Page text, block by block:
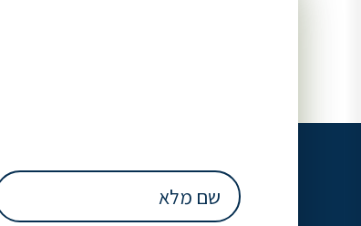
שם
מלא
(חובה)